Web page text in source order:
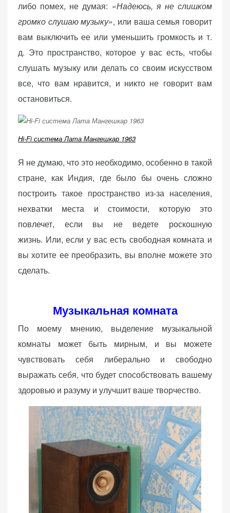
либо помех, не думая: «Надеюсь, я не слишком
громко слушаю музыку», или ваша семья говорит
вам выключить ее или уменьшить громкость и т.
д. Это пространство, которое у вас есть, чтобы
слушать музыку или делать со своим искусством
все, что вам нравится, и никто не говорит вам
остановиться.
Hi-Fi система Лата Мангешкар 1963
Я не думаю, что это необходимо, особенно в такой
стране, как Индия, где было бы очень сложно
построить такое пространство из-за населения,
нехватки места и стоимости, которую это
повлечет, если вы не ведете роскошную
жизнь. Или, если у вас есть свободная комната и
вы хотите ее преобразить, вы вполне можете это
сделать.
Музыкальная комната
По моему мнению, выделение музыкальной
комнаты может быть мирным, и вы можете
чувствовать себя либерально и свободно
выражать себя, что будет способствовать вашему
здоровью и разуму и улучшит ваше творчество.